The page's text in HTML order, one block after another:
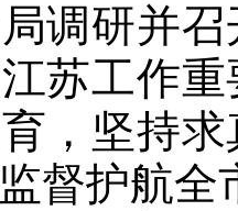
调研并
苏工作
，坚持
督护航全